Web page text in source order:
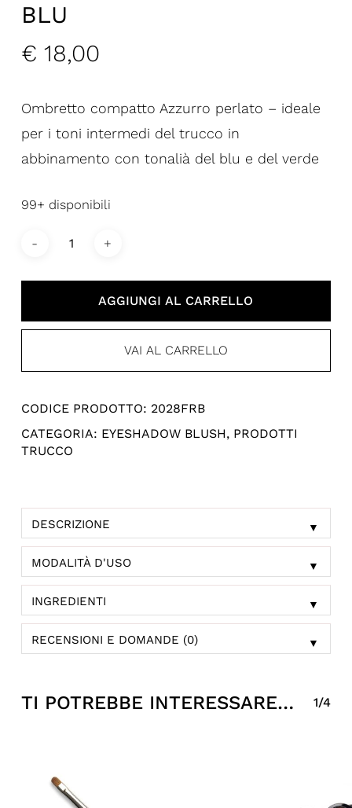
BLU
€ 18,00
Ombretto compatto Azzurro perlato – ideale
per i toni intermedi del trucco in
abbinamento con tonalià del blu e del verde
99+ disponibili
AGGIUNGI AL CARRELLO
VAI AL CARRELLO
CODICE PRODOTTO: 2028FRB
CATEGORIA: EYESHADOW BLUSH, PRODOTTI
TRUCCO
DESCRIZIONE ▼
MODALITÀ D'USO ▼
INGREDIENTI ▼
RECENSIONI E DOMANDE (0) ▼
TI POTREBBE INTERESSARE… 1/4